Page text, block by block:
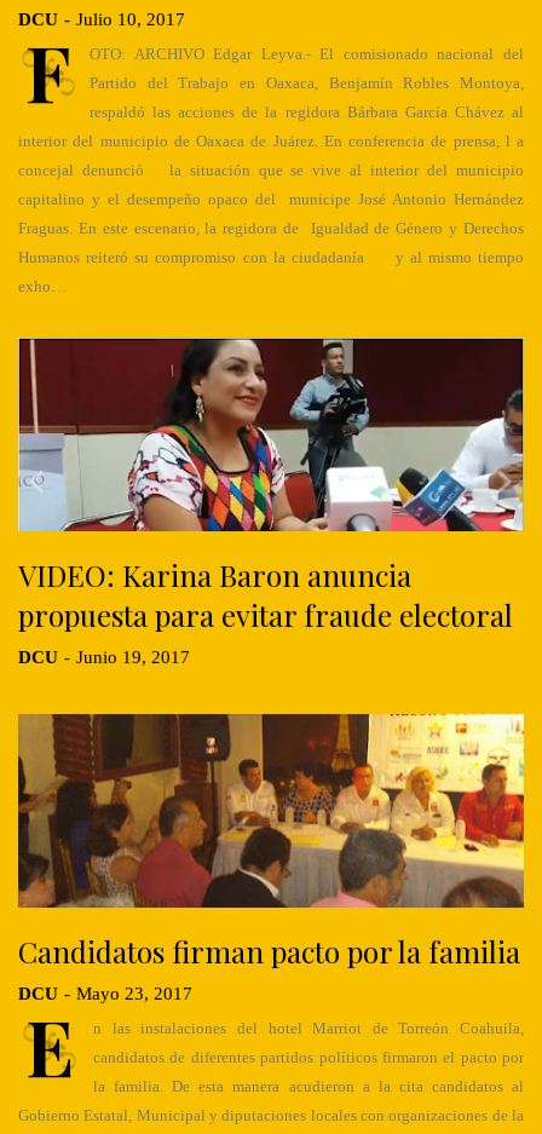
DCU - Julio 10, 2017
F
OTO: ARCHIVO Edgar Leyva.- El comisionado nacional del
Partido del Trabajo en Oaxaca, Benjamín Robles Montoya,
respaldó las acciones de la regidora Bárbara García Chávez al
interior del municipio de Oaxaca de Juárez. En conferencia de prensa, l a
concejal denunció la situación que se vive al interior del municipio
capitalino y el desempeño opaco del munícipe José Antonio Hernández
Fraguas. En este escenario, la regidora de Igualdad de Género y Derechos
Humanos reiteró su compromiso con la ciudadanía y al mismo tiempo
exho…
VIDEO: Karina Baron anuncia
propuesta para evitar fraude electoral
DCU - Junio 19, 2017
Candidatos firman pacto por la familia
DCU - Mayo 23, 2017
E
n las instalaciones del hotel Marriot de Torreón Coahuila,
candidatos de diferentes partidos políticos firmaron el pacto por
la familia. De esta manera acudieron a la cita candidatos al
Gobierno Estatal, Municipal y diputaciones locales con organizaciones de la